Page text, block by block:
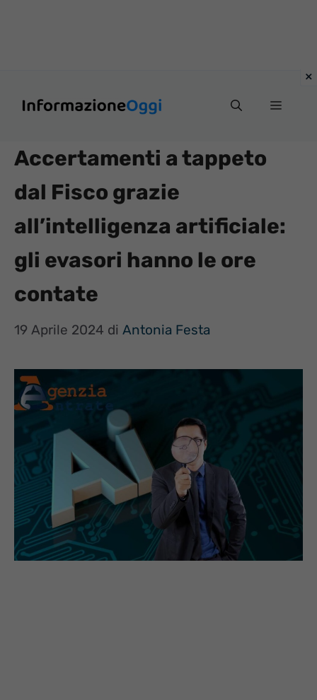
Menu
Accertamenti a tappeto
dal Fisco grazie
all’intelligenza artificiale:
gli evasori hanno le ore
contate
19 Aprile 2024 di Antonia Festa